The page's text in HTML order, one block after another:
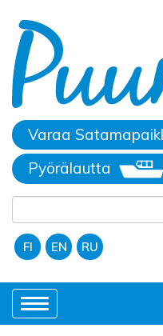
Varaa
Pyörälautta
FI EN RU
Toggle
navigation